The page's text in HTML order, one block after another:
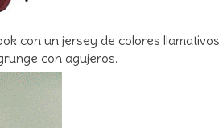
con un jersey de colores llamativos
con agujeros.